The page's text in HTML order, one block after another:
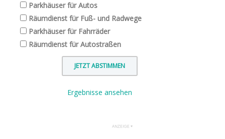
Parkhäuser für Autos
Räumdienst für Fuß- und Radwege
Parkhäuser für Fahrräder
Räumdienst für Autostraßen
Ergebnisse ansehen